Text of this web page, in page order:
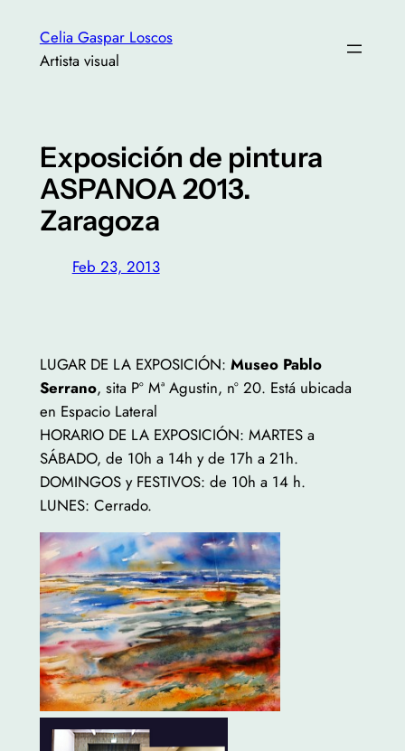
contenido
Celia Gaspar Loscos
Artista visual
Exposición de pintura
ASPANOA 2013.
Zaragoza
Feb 23, 2013
LUGAR DE LA EXPOSICIÓN: Museo Pablo
Serrano, sita Pº Mª Agustin, nº 20. Está ubicada
en Espacio Lateral
HORARIO DE LA EXPOSICIÓN: MARTES a
SÁBADO, de 10h a 14h y de 17h a 21h.
DOMINGOS y FESTIVOS: de 10h a 14 h.
LUNES: Cerrado.